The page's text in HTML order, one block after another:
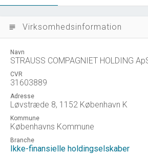
subject Virksomhedsinformation
Navn
STRAUSS COMPAGNIET HOLDING
CVR
31603889
Adresse
Løvstræde 8, 1152 København K
Kommune
Københavns Kommune
Branche
Ikke-finansielle holdingselskaber